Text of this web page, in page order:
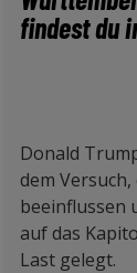
findest du
Donald
dem
beeinflussen
auf das
Last gelegt.